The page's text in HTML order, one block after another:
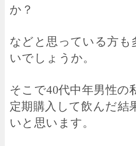
か？
などと思っている方も
いでしょうか。
そこで40代中年男性の
定期購入して飲んだ結
いと思います。